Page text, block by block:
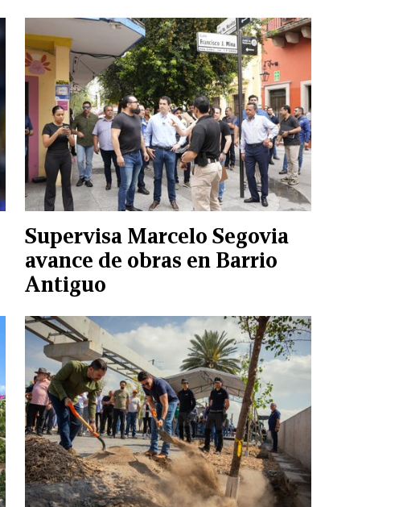
Supervisa Marcelo Segovia
avance de obras en Barrio
Antiguo